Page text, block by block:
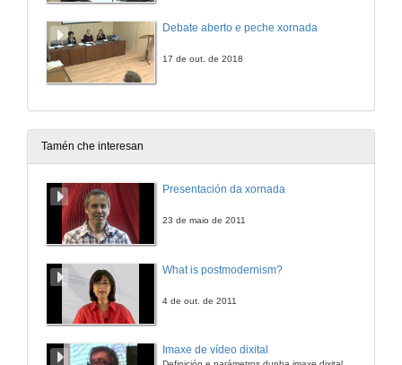
Debate aberto e peche xornada
17 de out. de 2018
Tamén che interesan
Presentación da xornada
23 de maio de 2011
What is postmodernism?
4 de out. de 2011
Imaxe de vídeo dixital